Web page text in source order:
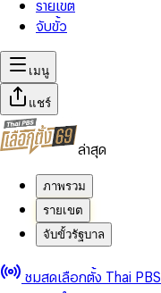
รายเขต
จับขั้ว
เมนู
แชร์
ล่าสุด
ภาพรวม
รายเขต
จับขั้วรัฐบาล
ชมสดเลือกตั้ง Thai PBS
0
1
0
1 0